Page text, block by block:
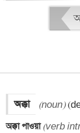
অক্কা (noun)
অক্কা পাওয়া (verb